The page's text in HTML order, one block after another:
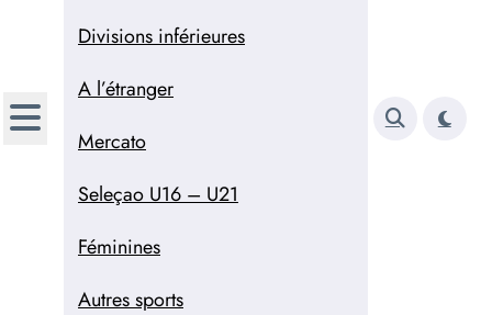
Divisions inférieures
A l’étranger
Mercato
Seleçao U16 – U21
Féminines
Autres sports